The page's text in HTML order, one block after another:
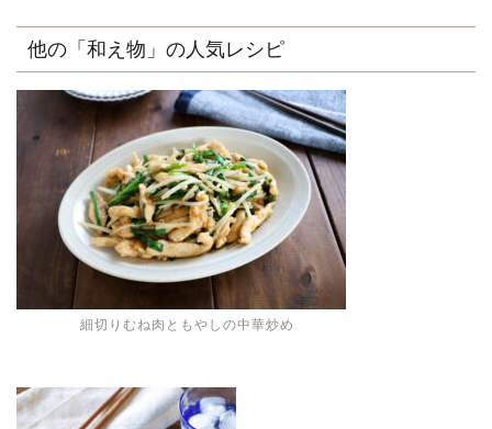
他の「和え物」の人気レシピ
細切りむね肉ともやしの中華炒め